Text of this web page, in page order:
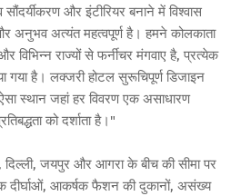
और इंटीरियर बनाने में विश्वास
अनुभव अत्यंत महत्वपूर्ण है। हमने कोलकाता
विभिन्न राज्यों से फर्नीचर मंगवाए है, प्रत्येक
गया है। लक्जरी होटल सुरूचिपूर्ण डिजाइन
स्थान जहां हर विवरण एक असाधारण
को दर्शाता है।"
जयपुर और आगरा के बीच की सीमा पर
दीर्घाओं, आकर्षक फैशन की दुकानों, असंख्य